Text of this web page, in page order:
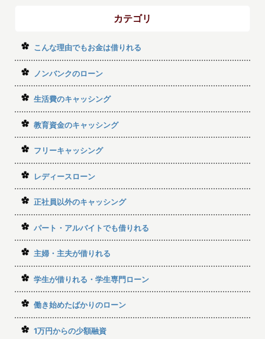
カテゴリ
こんな理由でもお金は借りれる
ノンバンクのローン
生活費のキャッシング
教育資金のキャッシング
フリーキャッシング
レディースローン
正社員以外のキャッシング
パート・アルバイトでも借りれる
主婦・主夫が借りれる
学生が借りれる・学生専門ローン
働き始めたばかりのローン
1万円からの少額融資